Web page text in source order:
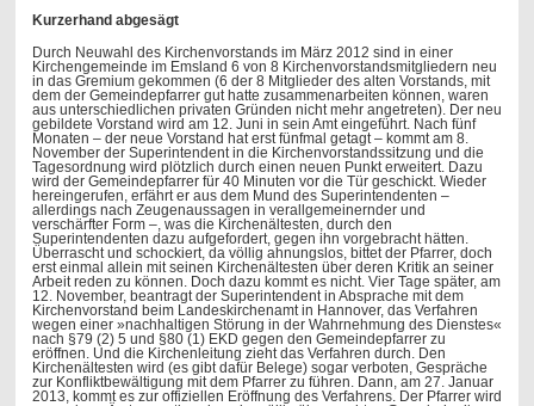
Kurzerhand abgesägt
Durch Neuwahl des Kirchenvorstands im März 2012 sind in einer
Kirchengemeinde im Emsland 6 von 8 Kirchenvorstandsmitgliedern neu
in das Gremium gekommen (6 der 8 Mitglieder des alten Vorstands, mit
dem der Gemeindepfarrer gut hatte zusammenarbeiten können, waren
aus unterschiedlichen privaten Gründen nicht mehr angetreten). Der neu
gebildete Vorstand wird am 12. Juni in sein Amt eingeführt. Nach fünf
Monaten – der neue Vorstand hat erst fünfmal getagt – kommt am 8.
November der Superintendent in die Kirchenvorstandssitzung und die
Tagesordnung wird plötzlich durch einen neuen Punkt erweitert. Dazu
wird der Gemeindepfarrer für 40 Minuten vor die Tür geschickt. Wieder
hereingerufen, erfährt er aus dem Mund des Superintendenten –
allerdings nach Zeugenaussagen in verallgemeinernder und
verschärfter Form –, was die Kirchenältesten, durch den
Superintendenten dazu aufgefordert, gegen ihn vorgebracht hätten.
Überrascht und schockiert, da völlig ahnungslos, bittet der Pfarrer, doch
erst einmal allein mit seinen Kirchenältesten über deren Kritik an seiner
Arbeit reden zu können. Doch dazu kommt es nicht. Vier Tage später, am
12. November, beantragt der Superintendent in Absprache mit dem
Kirchenvorstand beim Landeskirchenamt in Hannover, das Verfahren
wegen einer »nachhaltigen Störung in der Wahrnehmung des Dienstes«
nach §79 (2) 5 und §80 (1) EKD gegen den Gemeindepfarrer zu
eröffnen. Und die Kirchenleitung zieht das Verfahren durch. Den
Kirchenältesten wird (es gibt dafür Belege) sogar verboten, Gespräche
zur Konfliktbewältigung mit dem Pfarrer zu führen. Dann, am 27. Januar
2013, kommt es zur offiziellen Eröffnung des Verfahrens. Der Pfarrer wird